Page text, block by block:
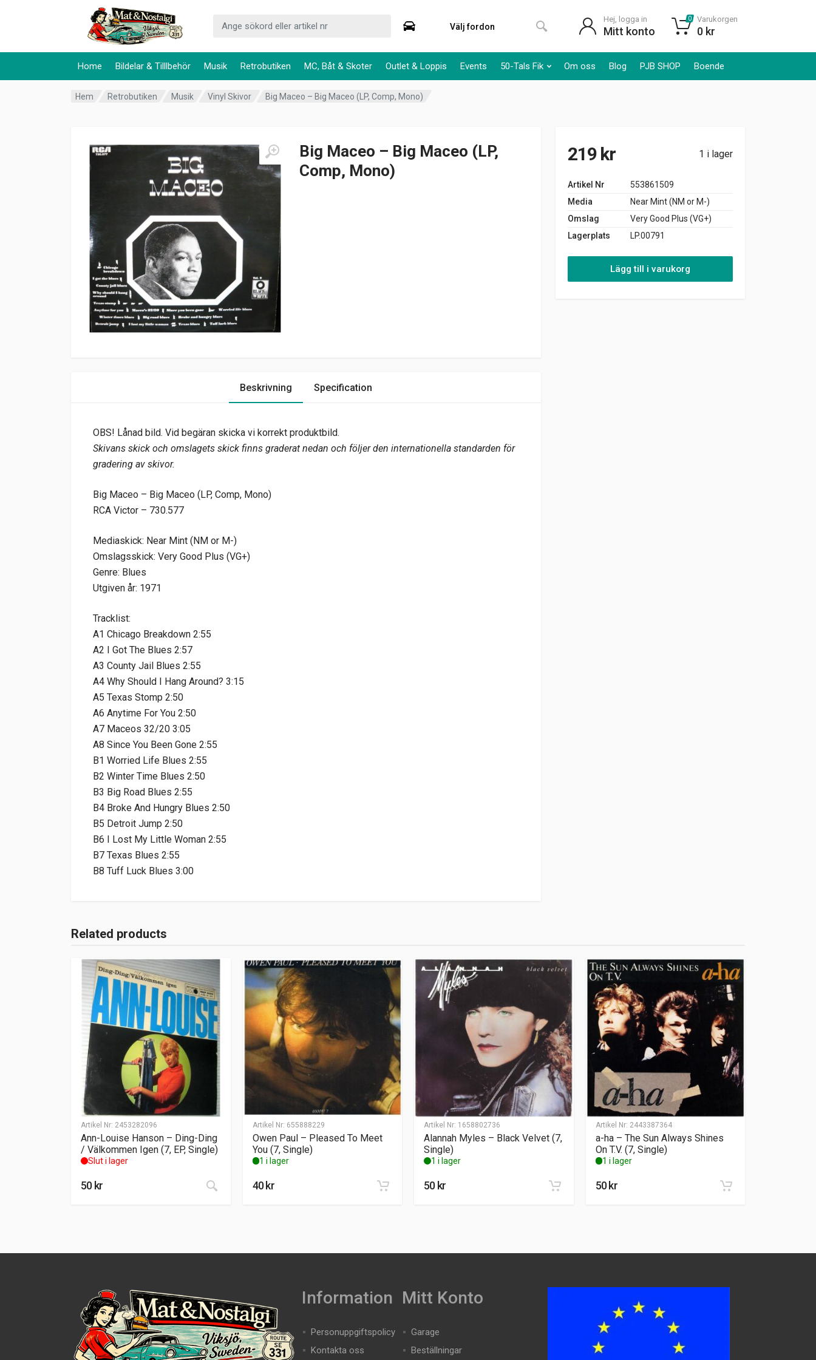
Home Bildelar & Tilllbehör Musik Retrobutiken MC, Båt & Skoter Outlet & Loppis Events 50-Tals Fik Om oss Blog PJB SHOP Boende
Välj fordon
Hej, logga in
Mitt konto
0 Varukorgen
0 kr
Hem Retrobutiken Musik Vinyl Skivor Big Maceo – Big Maceo (LP, Comp, Mono)
Big Maceo – Big Maceo (LP,
Comp, Mono)
219 kr 1 i lager
Artikel Nr
553861509
Media
Near Mint (NM or M-)
Omslag
Very Good Plus (VG+)
Lagerplats
LP.00791
Lägg till i varukorg
Beskrivning Specification
OBS! Lånad bild. Vid begäran skicka vi korrekt produktbild.
Skivans skick och omslagets skick finns graderat nedan och följer den internationella standarden för
gradering av skivor.
Big Maceo – Big Maceo (LP, Comp, Mono)
RCA Victor – 730.577
Mediaskick: Near Mint (NM or M-)
Omslagsskick: Very Good Plus (VG+)
Genre: Blues
Utgiven år: 1971
Tracklist:
A1 Chicago Breakdown 2:55
A2 I Got The Blues 2:57
A3 County Jail Blues 2:55
A4 Why Should I Hang Around? 3:15
A5 Texas Stomp 2:50
A6 Anytime For You 2:50
A7 Maceos 32/20 3:05
A8 Since You Been Gone 2:55
B1 Worried Life Blues 2:55
B2 Winter Time Blues 2:50
B3 Big Road Blues 2:55
B4 Broke And Hungry Blues 2:50
B5 Detroit Jump 2:50
B6 I Lost My Little Woman 2:55
B7 Texas Blues 2:55
B8 Tuff Luck Blues 3:00
Related products
Artikel Nr: 2453282096
Ann-Louise Hanson – Ding-Ding
/ Välkommen Igen (7, EP, Single)
Slut i lager
50kr
Artikel Nr: 655888229
Owen Paul – Pleased To Meet
You (7, Single)
1 i lager
40kr
Artikel Nr: 1658802736
Alannah Myles – Black Velvet (7,
Single)
1 i lager
50kr
Artikel Nr: 2443387364
a-ha – The Sun Always Shines
On T.V. (7, Single)
1 i lager
50kr
Information
Personuppgiftspolicy
Kontakta oss
Mitt Konto
Garage
Beställningar